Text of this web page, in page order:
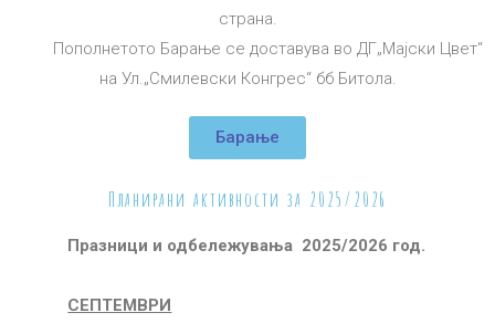
страна.
Пополнетото Барање се доставува во ДГ„Мајски Цвет“
на Ул.„Смилевски Конгрес“ бб Битола.
Барање
Планирани активности за 2025/2026
Празници и одбележувања 2025/2026 год.
СЕПТЕМВРИ